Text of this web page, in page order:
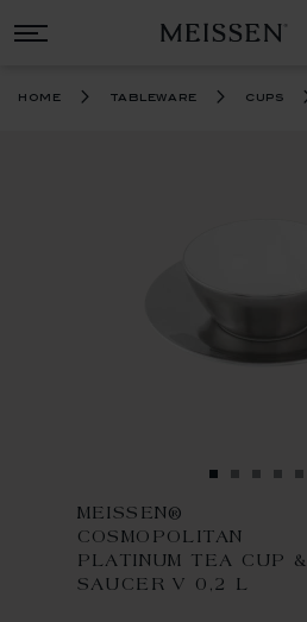
home tableware cups
MEISSEN®
COSMOPOLITAN
PLATINUM TEA CUP &
SAUCER V 0,2 L